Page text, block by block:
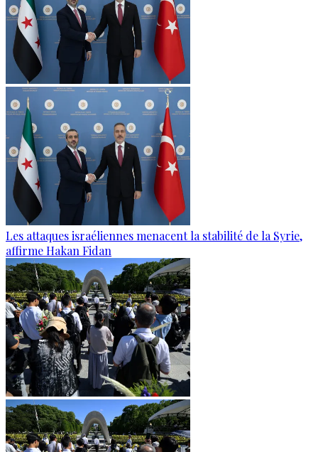
Les attaques israéliennes menacent la stabilité de la Syrie,
affirme Hakan Fidan